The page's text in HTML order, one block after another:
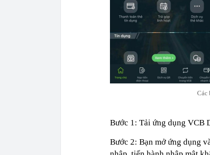
Các
Bước 1: Tải ứng dụng VCB
Bước 2: Bạn mở ứng dụng